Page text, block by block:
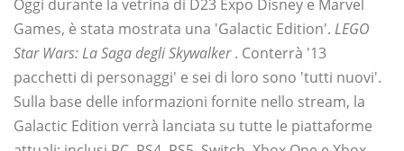
Oggi durante la vetrina di D23 Expo Disney e Marvel
Games, è stata mostrata una 'Galactic Edition'. LEGO
Star Wars: La Saga degli Skywalker. Conterrà '13
pacchetti di personaggi' e sei di loro sono 'tutti nuovi'.
Sulla base delle informazioni fornite nello stream, la
Galactic Edition verrà lanciata su tutte le piattaforme